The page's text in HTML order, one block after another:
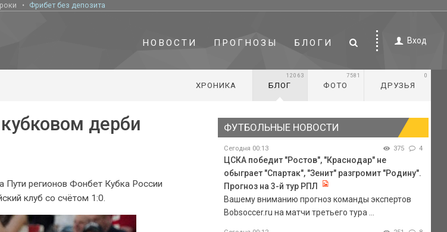
Фрибет без депозита
НОВОСТИ ПРОГНОЗЫ БЛОГИ Вход
ХРОНИКА БЛОГ
12063
ФОТО
7581
ДРУЗЬЯ
0
дерби
Пути регионов Фонбет Кубка России
клуб со счётом 1:0.
ФУТБОЛЬНЫЕ НОВОСТИ
Сегодня 00:13 375 4
ЦСКА победит "Ростов", "Краснодар" не
обыграет "Спартак", "Зенит" разгромит "Родину".
Прогноз на 3-й тур РПЛ
Вашему вниманию прогноз команды экспертов
Bobsoccer.ru на матчи третьего тура ...